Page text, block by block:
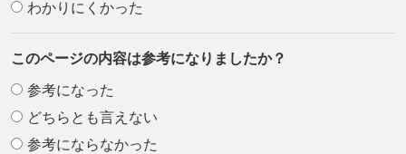
わかりにくかった
このページの内容は参考になりましたか？
参考になった
どちらとも言えない
参考にならなかった